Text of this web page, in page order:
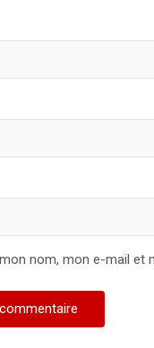
nom, mon e-mail et